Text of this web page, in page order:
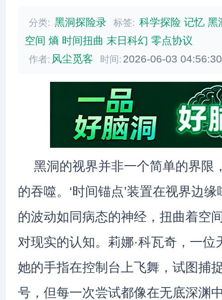
分类: 黑洞探险录 标签: 科学探险 记忆 黑
空间 熵 时间扭曲 末日科幻 零点协议
作者: 风尘觅客 时间: 2026-06-03
黑洞的视界并非一个简单的界限
的吞噬。‘时间锚点’装置在视界边
的波动如同病态的神经，扭曲着空
对现实的认知。莉娜·科瓦奇，一位
她的手指在控制台上飞舞，试图捕
号，但每一次尝试都像在无底深渊